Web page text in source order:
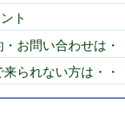
ト
・お問い合わせは・
られない方は・・